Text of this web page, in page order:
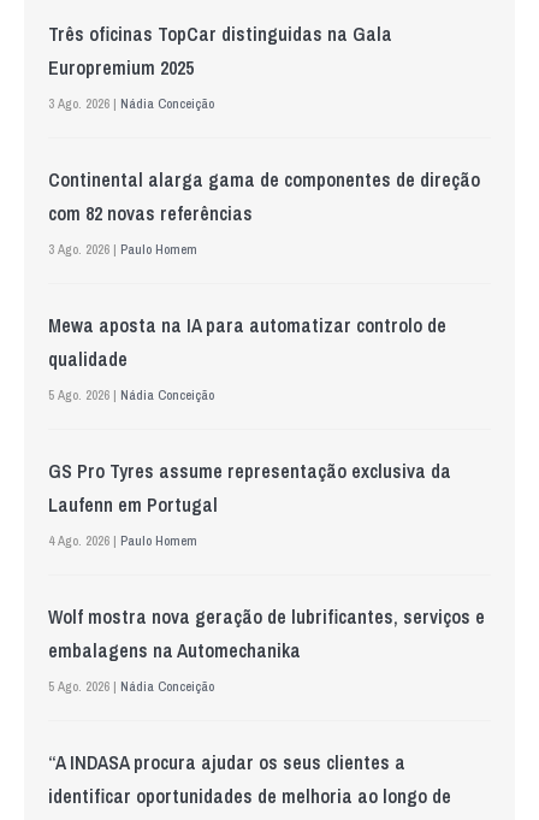
Três oficinas TopCar distinguidas na Gala
Europremium 2025
3 Ago. 2026 | Nádia Conceição
Continental alarga gama de componentes de direção
com 82 novas referências
3 Ago. 2026 | Paulo Homem
Mewa aposta na IA para automatizar controlo de
qualidade
5 Ago. 2026 | Nádia Conceição
GS Pro Tyres assume representação exclusiva da
Laufenn em Portugal
4 Ago. 2026 | Paulo Homem
Wolf mostra nova geração de lubrificantes, serviços e
embalagens na Automechanika
5 Ago. 2026 | Nádia Conceição
“A INDASA procura ajudar os seus clientes a
identificar oportunidades de melhoria ao longo de